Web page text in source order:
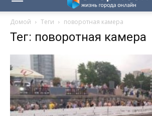
Домой Теги поворотная камера
Тег: поворотная камера